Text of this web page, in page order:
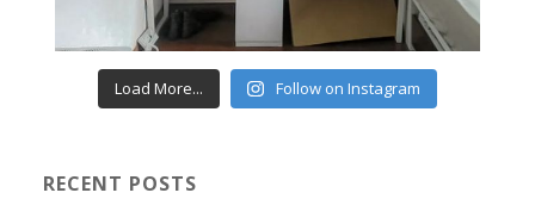
Load More... Follow on Instagram
RECENT POSTS